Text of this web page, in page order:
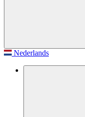
Nederlands